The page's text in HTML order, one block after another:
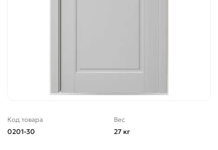
Код товара
0201-30
Вес
27 кг